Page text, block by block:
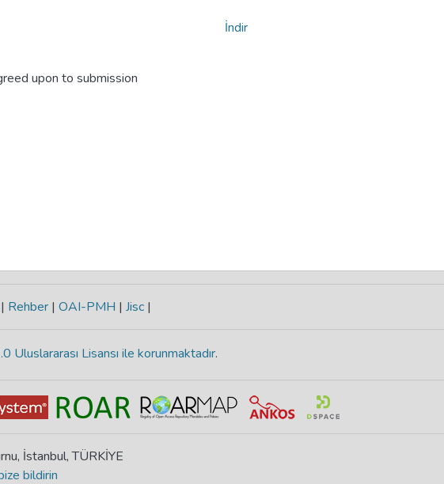
upon to submission
İndir
| Rehber | OAI-PMH | Jisc |
Uluslararası Lisansı ile korunmaktadır.
İstanbul, TÜRKİYE
bildirin